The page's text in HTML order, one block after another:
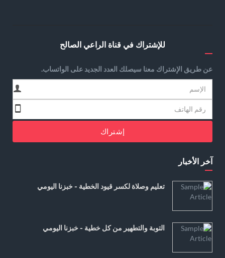
للإشتراك في قناة الراعي الصالح
عن طريق الإشتراك معنا سيصلك العدد الجديد على الواتساب.
إشتراك
آخر الأخبار
تعليم وصلاة لكسر قيود الخطية - خبزنا اليومي
التوبة والتطهير من كل خطية - خبزنا اليومي